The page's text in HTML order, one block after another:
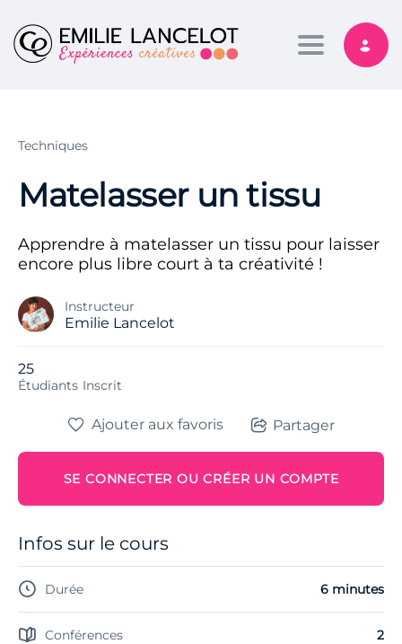
Toggle
Techniques
Matelasser un tissu
Apprendre à matelasser un tissu pour laisser
encore plus libre court à ta créativité !
Instructeur
Emilie Lancelot
25
Étudiants Inscrit
Ajouter aux favoris Partager
SE CONNECTER OU CRÉER UN COMPTE
Infos sur le cours
Durée 6 minutes
Conférences 2